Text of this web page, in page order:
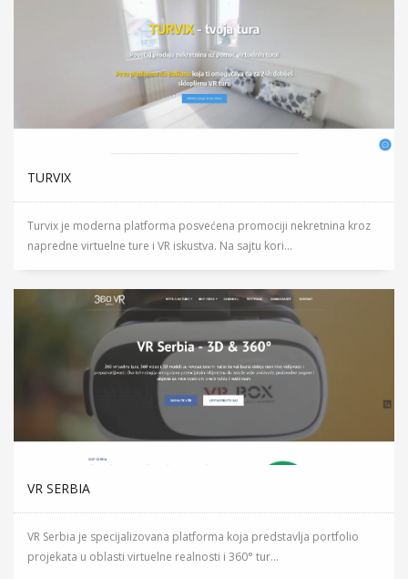
TURVIX
Turvix je moderna platforma posvećena promociji nekretnina kroz
napredne virtuelne ture i VR iskustva. Na sajtu kori...
VR SERBIA
VR Serbia je specijalizovana platforma koja predstavlja portfolio
projekata u oblasti virtuelne realnosti i 360° tur...